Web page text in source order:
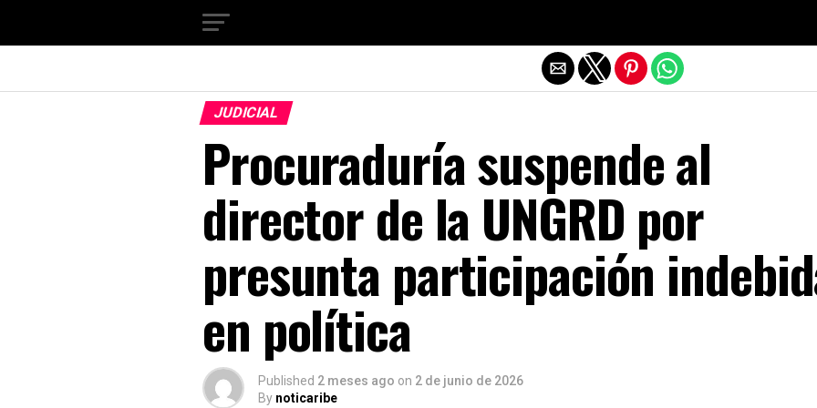
JUDICIAL
Procuraduría suspende al
director de la UNGRD por
presunta participación
en política
Published 2 meses ago on 2 de junio de 2026
By noticaribe